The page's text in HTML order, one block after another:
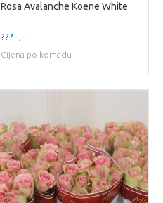
Rosa Avalanche Koene White
??? -,--
Cijena po komadu